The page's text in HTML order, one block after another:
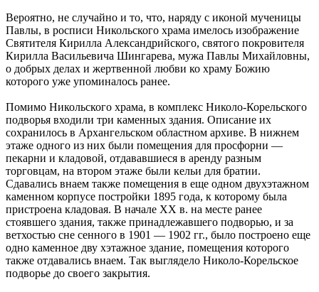
Вероятно, не случайно и то, что, наряду с иконой мученицы
Павлы, в росписи Никольского храма имелось изображение
Святителя Кирилла Александрийского, святого покровителя
Кирилла Васильевича Шингарева, мужа Павлы Михайловны,
о добрых делах и жертвенной любви ко храму Божию
которого уже упоминалось ранее.
Помимо Никольского храма, в комплекс Николо-Корельского
подворья входили три каменных здания. Описание их
сохранилось в Архангельском областном архиве. В нижнем
этаже одного из них были помещения для просфорни —
пекарни и кладовой, отдававшиеся в аренду разным
торговцам, на втором этаже были кельи для братии.
Сдавались внаем также помещения в еще одном двухэтажном
каменном корпусе постройки 1895 года, к которому была
пристроена кладовая. В начале XX в. на месте ранее
стоявшего здания, также принадлежавшего подворью, и за
ветхостью сне сенного в 1901 — 1902 гг., было построено еще
одно каменное дву хэтажное здание, помещения которого
также отдавались внаем. Так выглядело Николо-Корельское
подворье до своего закрытия.